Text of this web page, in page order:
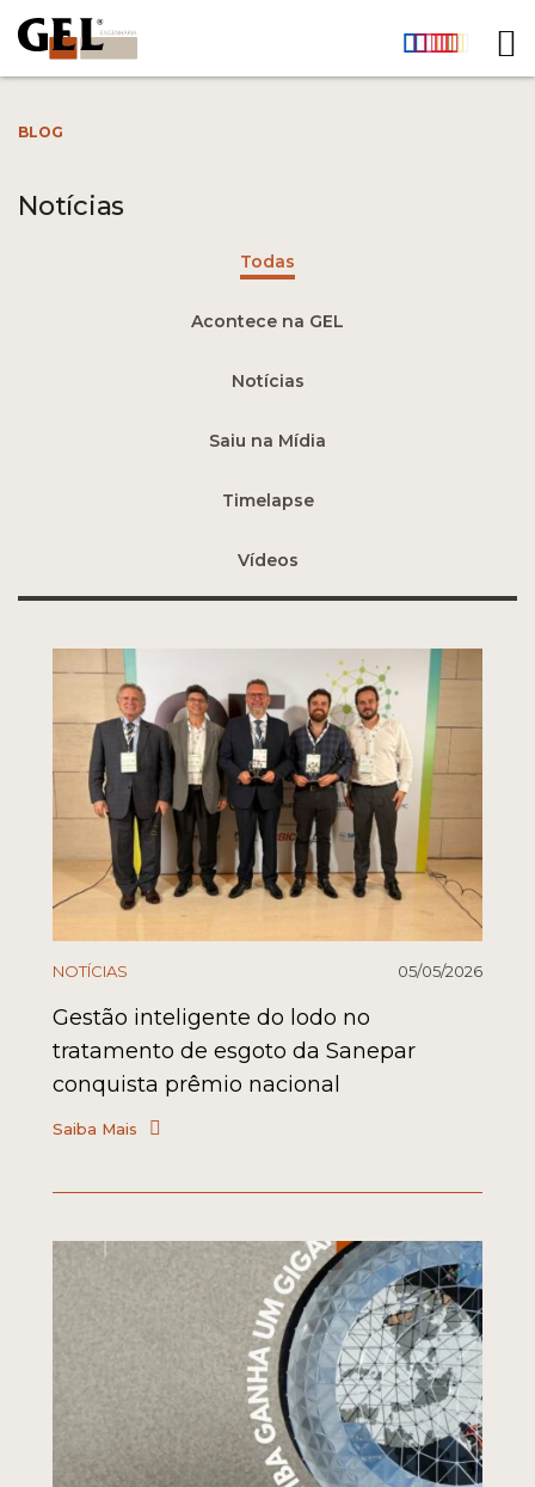
BLOG
Notícias
Todas
Acontece na GEL
Notícias
Saiu na Mídia
Timelapse
Vídeos
NOTÍCIAS 05/05/2026
Gestão inteligente do lodo no
tratamento de esgoto da Sanepar
conquista prêmio nacional
Saiba Mais